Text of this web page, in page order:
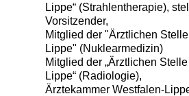
Lippe“ (Strahlentherapie),
Vorsitzender,
Mitglied der "Ärztlichen
Lippe" (Nuklearmedizin)
Mitglied der „Ärztlichen
Lippe“ (Radiologie),
Ärztekammer Westfalen-